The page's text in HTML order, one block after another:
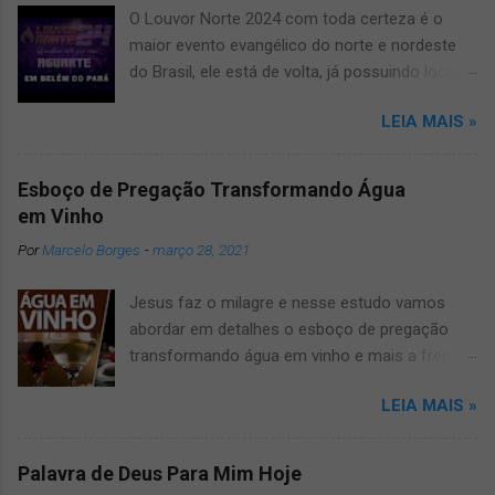
O Louvor Norte 2024 com toda certeza é o
maior evento evangélico do norte e nordeste
do Brasil, ele está de volta, já possuindo local
novíssimo estádio Mangueirão. Informamos
festivais de musicas evangélicas teve que dar
uma pausa, mas agora voltará a todo vapor,
os amigos este artigo que aqui mesmo,
sobre o louvor norte 2024 um dos maiores
eventos gospel do Brasil. O Louvor norte ano
após ano vinha trazendo muitas surpresas, por
atualizados! Veja Também: ● carro som belém
manteremos vocês bem informados a
LEIA MAIS »
Esboço de Pregação Transformando Água
em Vinho
PorMarcelo Borges -março 28, 2021
Jesus faz o milagre e nesse estudo vamos
abordar em detalhes o esboço de pregação
transformando água em vinho e mais a frente
em Vinho A pregação sobre transformação da
isso vamos mostrar biblicamente esse
verdadeiro milagre de Jesus e o que podemos
LEIA MAIS »
Palavra de Deus Para Mim Hoje